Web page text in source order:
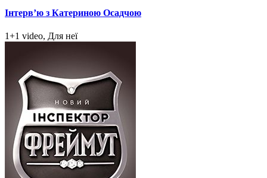
Інтерв’ю з Катериною Осадчою
1+1 video, Для неї